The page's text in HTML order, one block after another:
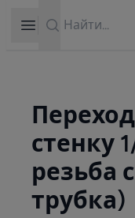
Open sidebar
стенку
резьба
трубка)